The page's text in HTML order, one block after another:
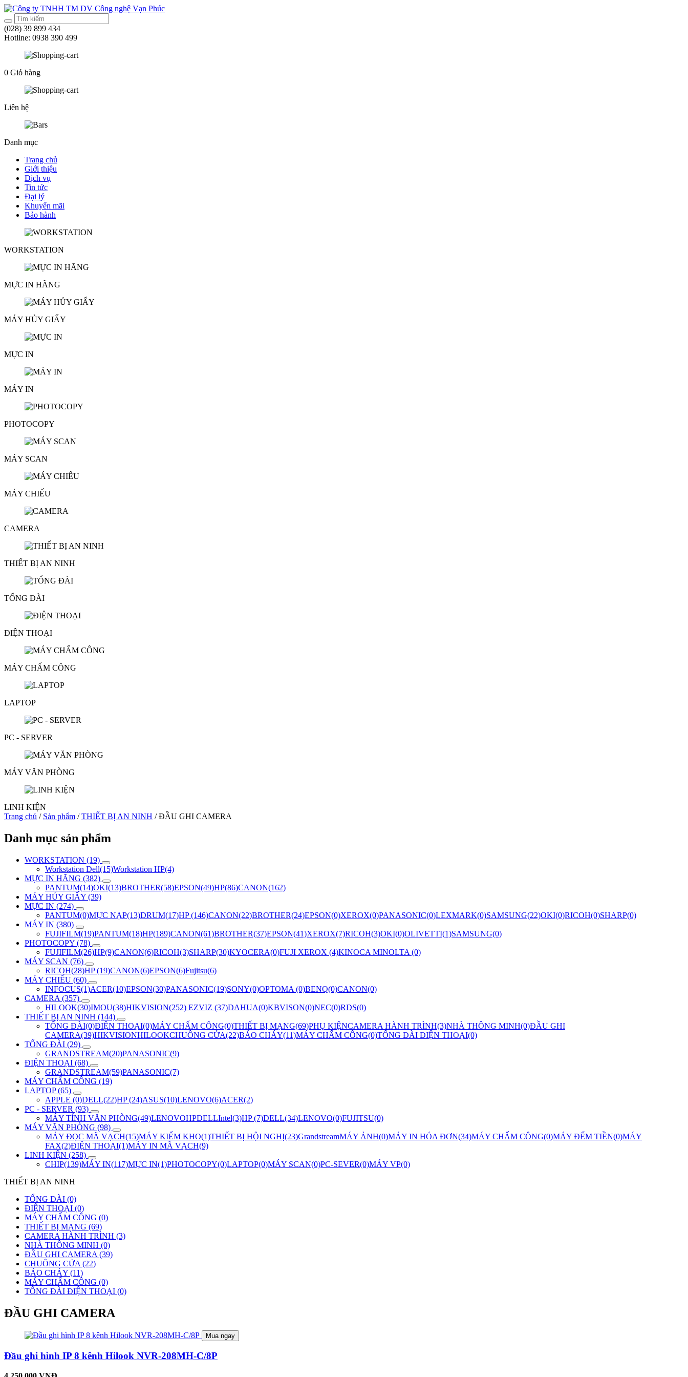
(028) 39 899 434
Hotline: 0938 390 499
0 Giỏ hàng
Liên hệ
Danh mục
Trang chủ
Giới thiệu
Dịch vụ
Tin tức
Đại lý
Khuyến mãi
Bảo hành
WORKSTATION
MỰC IN HÃNG
MÁY HỦY GIẤY
MỰC IN
MÁY IN
PHOTOCOPY
MÁY SCAN
MÁY CHIẾU
CAMERA
THIẾT BỊ AN NINH
TỔNG ĐÀI
ĐIỆN THOẠI
MÁY CHẤM CÔNG
LAPTOP
PC - SERVER
MÁY VĂN PHÒNG
LINH KIỆN
Trang chủ / Sản phẩm /THIẾT BỊ AN NINH / ĐẦU GHI CAMERA
Danh mục sản phẩm
WORKSTATION (19)
Workstation Dell(15)Workstation HP(4)
MỰC IN HÃNG (382)
PANTUM(14)OKI(13)BROTHER(58)EPSON(49)HP(86)CANON(162)
MÁY HỦY GIẤY (39)
MỰC IN (274)
PANTUM(0)MỰC NẠP(13)DRUM(17)HP (146)CANON(22)BROTHER(24)EPSON(0)XEROX(0)PANASONIC(0)LEXMARK(0)SAMSUNG(22)OKI(0)RICOH(0)SHARP(0)
MÁY IN (380)
FUJIFILM(19)PANTUM(18)HP(189)CANON(61)BROTHER(37)EPSON(41)XEROX(7)RICOH(3)OKI(0)OLIVETTI(1)SAMSUNG(0)
PHOTOCOPY (78)
FUJIFILM(26)HP(9)CANON(6)RICOH(3)SHARP(30)KYOCERA(0)FUJI XEROX (4)KINOCA MINOLTA (0)
MÁY SCAN (76)
RICOH(28)HP (19)CANON(6)EPSON(6)Fujitsu(6)
MÁY CHIẾU (60)
INFOCUS(1)ACER(10)EPSON(30)PANASONIC(19)SONY(0)OPTOMA (0)BENQ(0)CANON(0)
CAMERA (357)
HILOOK(30)IMOU(38)HIKVISION(252) EZVIZ (37)DAHUA(0)KBVISON(0)NEC(0)RDS(0)
THIẾT BỊ AN NINH (144)
TỔNG ĐÀI(0)ĐIỆN THOẠI(0)MÁY CHẤM CÔNG(0)THIẾT BỊ MẠNG(69)PHỤ KIỆNCAMERA HÀNH TRÌNH(3)NHÀ THÔNG MINH(0)ĐẦU GHI
CAMERA(39)HIKVISIONHILOOKCHUÔNG CỬA(22)BÁO CHÁY(11)MÁY CHẤM CÔNG(0)TỔNG ĐÀI ĐIỆN THOẠI(0)
TỔNG ĐÀI (29)
GRANDSTREAM(20)PANASONIC(9)
ĐIỆN THOẠI (68)
GRANDSTREAM(59)PANASONIC(7)
MÁY CHẤM CÔNG (19)
LAPTOP (65)
APPLE (0)DELL(22)HP (24)ASUS(10)LENOVO(6)ACER(2)
PC - SERVER (93)
MÁY TÍNH VĂN PHÒNG(49)LENOVOHPDELLIntel(3)HP (7)DELL(34)LENOVO(0)FUJITSU(0)
MÁY VĂN PHÒNG (98)
MÁY ĐỌC MÃ VẠCH(15)MÁY KIỂM KHO(1)THIẾT BỊ HỘI NGHỊ(23)GrandstreamMÁY ẢNH(0)MÁY IN HÓA ĐƠN(34)MÁY CHẤM CÔNG(0)MÁY ĐẾM TIỀN(0)MÁY
FAX(2)ĐIỆN THOẠI(1)MÁY IN MÃ VẠCH(9)
LINH KIỆN (258)
CHIP(139)MÁY IN(117)MỰC IN(1)PHOTOCOPY(0)LAPTOP(0)MÁY SCAN(0)PC-SEVER(0)MÁY VP(0)
THIẾT BỊ AN NINH
TỔNG ĐÀI (0)
ĐIỆN THOẠI (0)
MÁY CHẤM CÔNG (0)
THIẾT BỊ MẠNG (69)
CAMERA HÀNH TRÌNH (3)
NHÀ THÔNG MINH (0)
ĐẦU GHI CAMERA (39)
CHUÔNG CỬA (22)
BÁO CHÁY (11)
MÁY CHẤM CÔNG (0)
TỔNG ĐÀI ĐIỆN THOẠI (0)
ĐẦU GHI CAMERA
Mua ngay
Đầu ghi hình IP 8 kênh Hilook NVR-208MH-C/8P